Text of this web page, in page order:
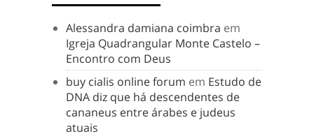
Alessandra damiana coimbra em
Igreja Quadrangular Monte Castelo –
Encontro com Deus
buy cialis online forum em Estudo de
DNA diz que há descendentes de
cananeus entre árabes e judeus
atuais